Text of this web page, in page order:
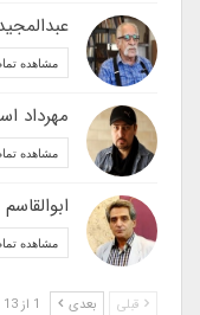
عبدالمجید
مشاهده تمام
مهرداد
مشاهده تمام
ابوالقاسم
مشاهده تمام
قبلی بعدی